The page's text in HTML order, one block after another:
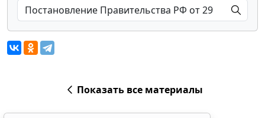
Показать все материалы